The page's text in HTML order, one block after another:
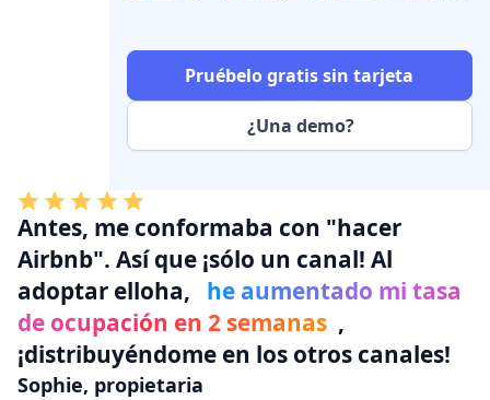
¿Una demo?
Pruébelo gratis sin tarjeta
Antes, me conformaba con "hacer
Airbnb". Así que ¡sólo un canal! Al
adoptar elloha,
he aumentado mi tasa
de ocupación en 2 semanas ,
¡distribuyéndome en los otros canales!
Sophie, propietaria